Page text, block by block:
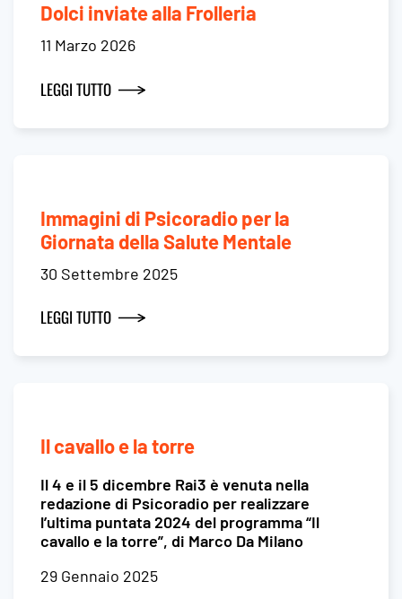
Dolci inviate alla Frolleria
11 Marzo 2026
LEGGI TUTTO
Immagini di Psicoradio per la
Giornata della Salute Mentale
30 Settembre 2025
LEGGI TUTTO
Il cavallo e la torre
Il 4 e il 5 dicembre Rai3 è venuta nella
redazione di Psicoradio per realizzare
l’ultima puntata 2024 del programma “Il
cavallo e la torre”, di Marco Da Milano
29 Gennaio 2025